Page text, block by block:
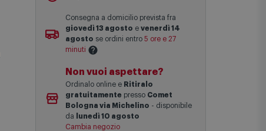
Consegna a domicilio prevista fra
giovedì 13 agosto e venerdì 14
agosto se ordini entro 5 ore e 27
minuti
Le date previste per la consegna sono
una stima approssimativa basata sulle
statistiche di consegna in possesso di
Comet.
I tempi di consegna effettivi potrebbero
Non vuoi aspettare?
Ordinalo online e Ritiralo
gratuitamente presso Comet
Bologna via Michelino - disponibile
da
lunedì 10 agosto
Cambia negozio